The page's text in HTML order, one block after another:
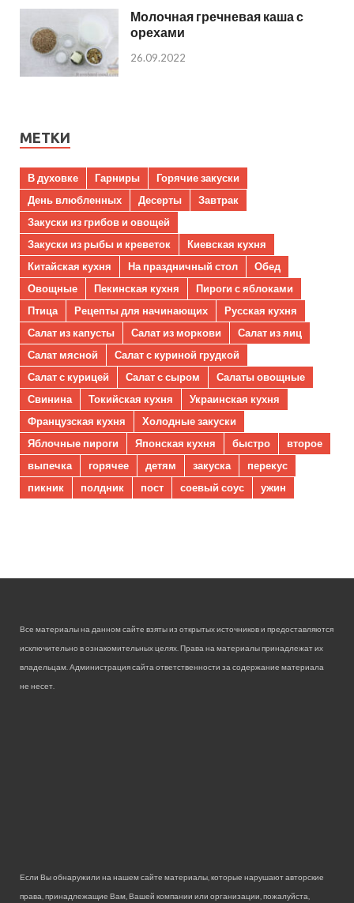
Молочная гречневая каша с
орехами
26.09.2022
МЕТКИ
В духовке Гарниры
Горячие закуски
День влюбленных
Десерты
Завтрак
Закуски из грибов и овощей
Закуски из рыбы и креветок
Киевская кухня
Китайская кухня
На праздничный стол
Обед
Овощные
Пекинская кухня
Пироги с яблоками
Птица
Рецепты для начинающих
Русская кухня
Салат из капусты
Салат из моркови
Салат из яиц
Салат мясной
Салат с куриной грудкой
Салат с курицей
Салат с сыром
Салаты овощные
Свинина
Токийская кухня
Украинская кухня
Французская кухня
Холодные закуски
Яблочные пироги
Японская кухня быстро
второе
выпечка
горячее детям закуска
перекус
пикник
полдник пост соевый соус ужин
Все материалы на данном сайте взяты из открытых источников и предоставляются
исключительно в ознакомительных целях. Права на материалы принадлежат их
владельцам. Администрация сайта ответственности за содержание материала
не несет.
Если Вы обнаружили на нашем сайте материалы, которые нарушают авторские
права, принадлежащие Вам, Вашей компании или организации, пожалуйста,